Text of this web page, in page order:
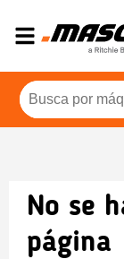
No se
página